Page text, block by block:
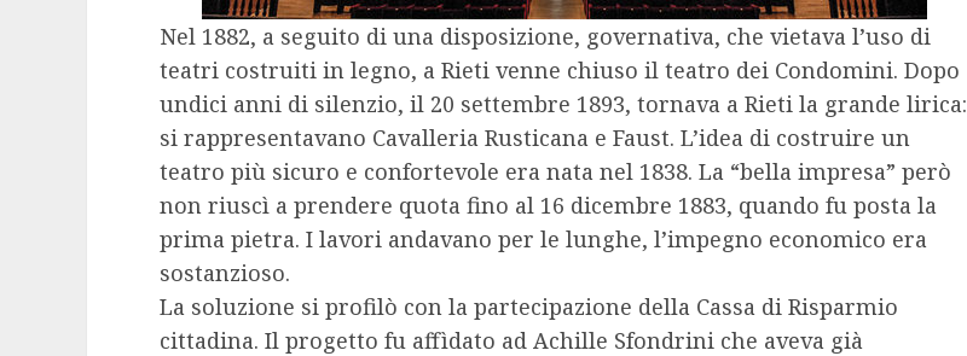
Nel 1882, a seguito di una disposizione, governativa, che vietava l’uso di
teatri costruiti in legno, a Rieti venne chiuso il teatro dei Condomini. Dopo
undici anni di silenzio, il 20 settembre 1893, tornava a Rieti la grande lirica:
si rappresentavano Cavalleria Rusticana e Faust. L’idea di costruire un
teatro più sicuro e confortevole era nata nel 1838. La “bella impresa” però
non riuscì a prendere quota fino al 16 dicembre 1883, quando fu posta la
prima pietra. I lavori andavano per le lunghe, l’impegno economico era
sostanzioso.
La soluzione si profilò con la partecipazione della Cassa di Risparmio
cittadina. Il progetto fu affìdato ad Achille Sfondrini che aveva già